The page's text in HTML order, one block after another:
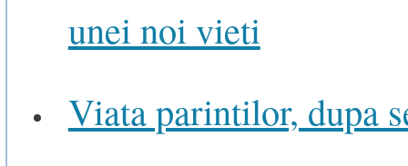
unei noi vieti
Viata parintilor, dupa